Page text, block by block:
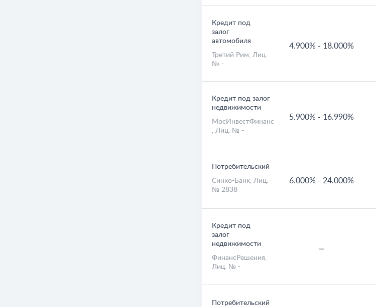
Кредит под
залог
автомобиля
Третий Рим, Лиц.
№ -
4.900% - 18.000%
Кредит под залог
недвижимости
МосИнвестФинанс
, Лиц. № -
5.900% - 16.990%
Потребительский
Синко-Банк, Лиц.
№ 2838
6.000% - 24.000%
Кредит под
залог
недвижимости
ФинансРешения,
Лиц. № -
—
Потребительский